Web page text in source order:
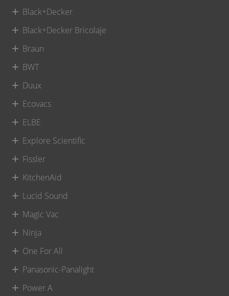
Black+Decker
Black+Decker Bricolaje
Braun
BWT
Duux
Ecovacs
ELBE
Explore Scientific
Fissler
KitchenAid
Lucid Sound
Magic Vac
Ninja
One For All
Panasonic-Panalight
Power A